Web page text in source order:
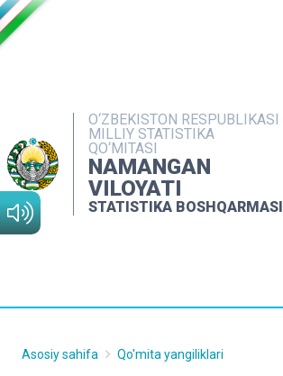
O‘ZBEKISTON RESPUBLIKASI
MILLIY STATISTIKA
QO‘MITASI
NAMANGAN
VILOYATI
STATISTIKA BOSHQARMASI
NASHRLAR
INTERAKTIV XIZMATLAR
MATBUOT XIZMATI
MUROJAATLAR
Asosiy sahifa Qo'mita yangiliklari